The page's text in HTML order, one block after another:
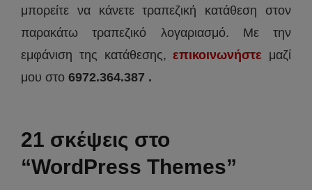
μπορείτε να κάνετε τραπεζική κατάθεση στον
παρακάτω τραπεζικό λογαριασμό. Με την
εμφάνιση της κατάθεσης,επικοινωνήστε μαζί
μου στο 6972.364.387 .
21 σκέψεις στο
“WordPress Themes”